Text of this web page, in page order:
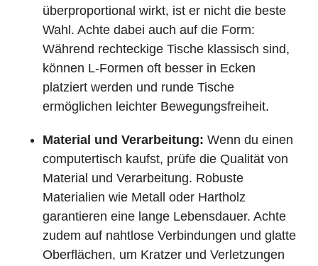
überproportional wirkt, ist er nicht die beste
Wahl. Achte dabei auch auf die Form:
Während rechteckige Tische klassisch sind,
können L-Formen oft besser in Ecken
platziert werden und runde Tische
ermöglichen leichter Bewegungsfreiheit.
Material und Verarbeitung: Wenn du einen
computertisch kaufst, prüfe die Qualität von
Material und Verarbeitung. Robuste
Materialien wie Metall oder Hartholz
garantieren eine lange Lebensdauer. Achte
zudem auf nahtlose Verbindungen und glatte
Oberflächen, um Kratzer und Verletzungen